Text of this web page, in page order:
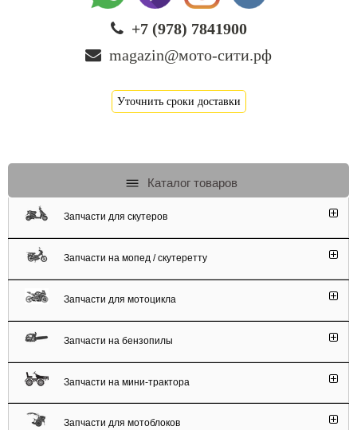
+7 (978) 7841900
magazin@мото-сити.рф
Уточнить сроки доставки
Каталог товаров
Запчасти для скутеров
Запчасти на мопед / скутеретту
Запчасти для мотоцикла
Запчасти на бензопилы
Запчасти на мини-трактора
Запчасти для мотоблоков